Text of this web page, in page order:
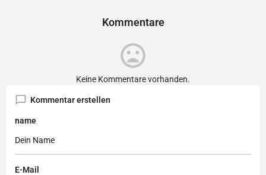
Kommentare
Keine Kommentare vorhanden.
Kommentar erstellen
name
E-Mail